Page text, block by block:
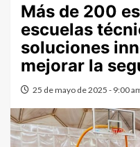
Más de 200
escuelas
soluciones
mejorar la
25 de mayo de 2025 - 9:00